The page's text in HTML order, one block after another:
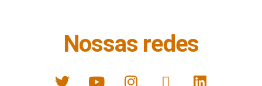
Nossas redes